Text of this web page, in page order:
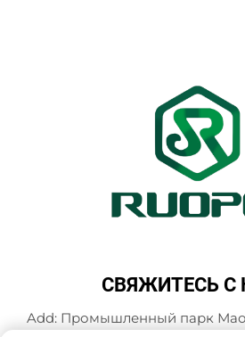
СВЯЖИТЕСЬ С
Add: Промышленный парк